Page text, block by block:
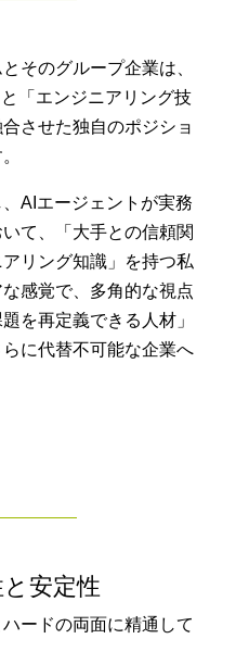
そのグループ企業は、
「エンジニアリング技
させた独自のポジショ
AIエージェントが実務
て、「大手との信頼関
リング知識」を持つ私
感覚で、多角的な視点
を再定義できる人材」
に代替不可能な企業へ
安定性
ードの両面に精通して